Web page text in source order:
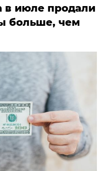
в июле продали
больше, чем